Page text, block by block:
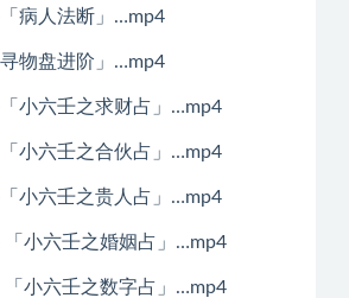
病人法断」…mp4
物盘进阶」…mp4
小六壬之求财占」…mp4
小六壬之合伙占」…mp4
小六壬之贵人占」…mp4
「小六壬之婚姻占」…mp4
「小六壬之数字占」…mp4